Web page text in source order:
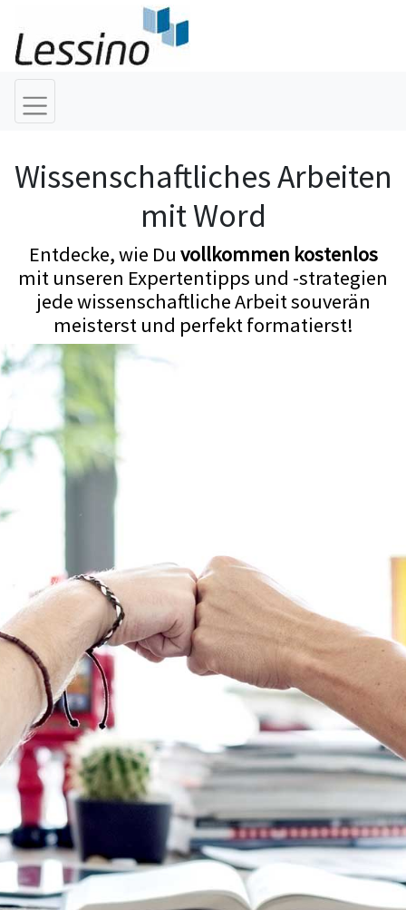
Wissenschaftliches Arbeiten
mit Word
Entdecke, wie Du vollkommen kostenlos
mit unseren Expertentipps und -strategien
jede wissenschaftliche Arbeit souverän
meisterst und perfekt formatierst!